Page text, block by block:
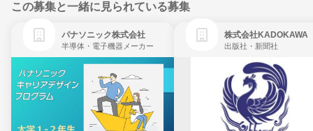
この募集と一緒に見られている募集
パナソニック株式会社
半導体・電子機器メーカー
株式会社KADOKAWA
出版社・新聞社